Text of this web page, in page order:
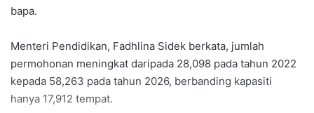
bapa.
Menteri Pendidikan, Fadhlina Sidek berkata, jumlah
permohonan meningkat daripada 28,098 pada tahun 2022
kepada 58,263 pada tahun 2026, berbanding kapasiti
hanya 17,912 tempat.